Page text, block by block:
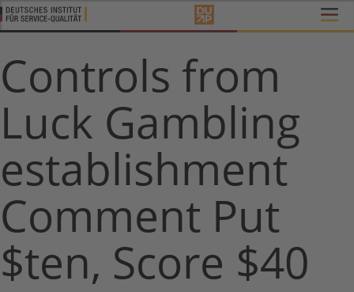
Controls from
Luck Gambling
establishment
Comment Put
$ten, Score $40